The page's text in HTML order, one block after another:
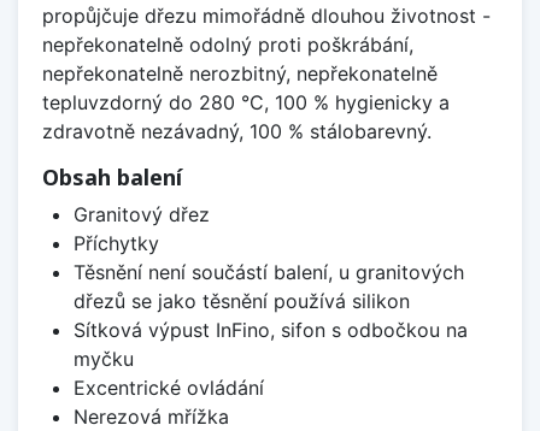
propůjčuje dřezu mimořádně dlouhou životnost -
nepřekonatelně odolný proti poškrábání,
nepřekonatelně nerozbitný, nepřekonatelně
tepluvzdorný do 280 °C, 100 % hygienicky a
zdravotně nezávadný, 100 % stálobarevný.
Obsah balení
Granitový dřez
Příchytky
Těsnění není součástí balení, u granitových
dřezů se jako těsnění používá silikon
Sítková výpust InFino, sifon s odbočkou na
myčku
Excentrické ovládání
Nerezová mřížka